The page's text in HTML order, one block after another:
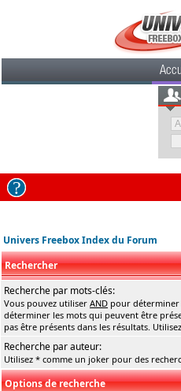
Univers Freebox Index du Forum
Rechercher
Recherche par mots-clés:
Vous pouvez utiliser AND pour déterminer
déterminer les mots qui peuvent être
pas être présents dans les résultats.
Recherche par auteur:
Utilisez * comme un joker pour des
Options de recherche